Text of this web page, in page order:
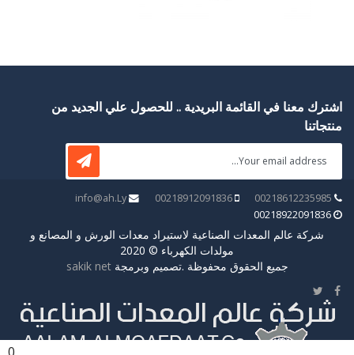
اشترك معنا في القائمة البريدية .. للحصول علي الجديد من
منتجاتنا
00218612235985
00218912091836
info@ah.Ly
شركة عالم المعدات الصناعية لاستيراد معدات الورش و المصانع و
مولدات الكهرباء © 2020
جميع الحقوق محفوظة .تصميم وبرمجةsakik net